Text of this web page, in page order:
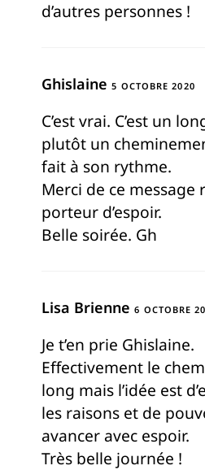
d’autres personnes !
Ghislaine5 OCTOBRE 2020
C’est vrai. C’est un
plutôt un
fait à son rythme.
Merci de ce
porteur d’espoir.
Belle soirée. Gh
Lisa Brienne6 OCTOBRE
Je t’en prie Ghislaine.
Effectivement le
long mais l’idée est
les raisons et de
avancer avec espoir.
Très belle journée !